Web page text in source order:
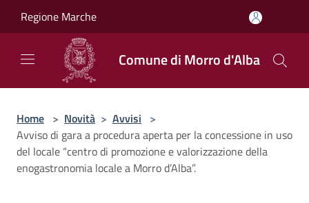
Regione Marche
Comune di Morro d'Alba
Home > Novità > Avvisi >
Avviso di gara a procedura aperta per la concessione in uso
del locale “centro di promozione e valorizzazione della
enogastronomia locale a Morro d’Alba”.